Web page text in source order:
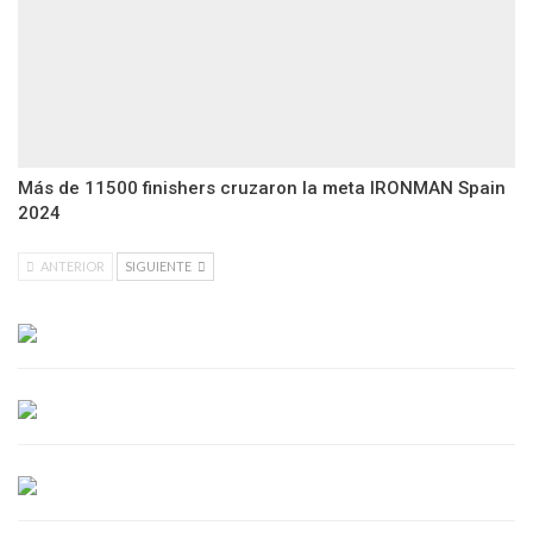
Más de 11500 finishers cruzaron la meta IRONMAN Spain
2024
ANTERIOR SIGUIENTE